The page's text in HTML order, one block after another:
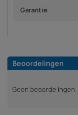
Garantie
Beoordelingen
Geen beoordelingen